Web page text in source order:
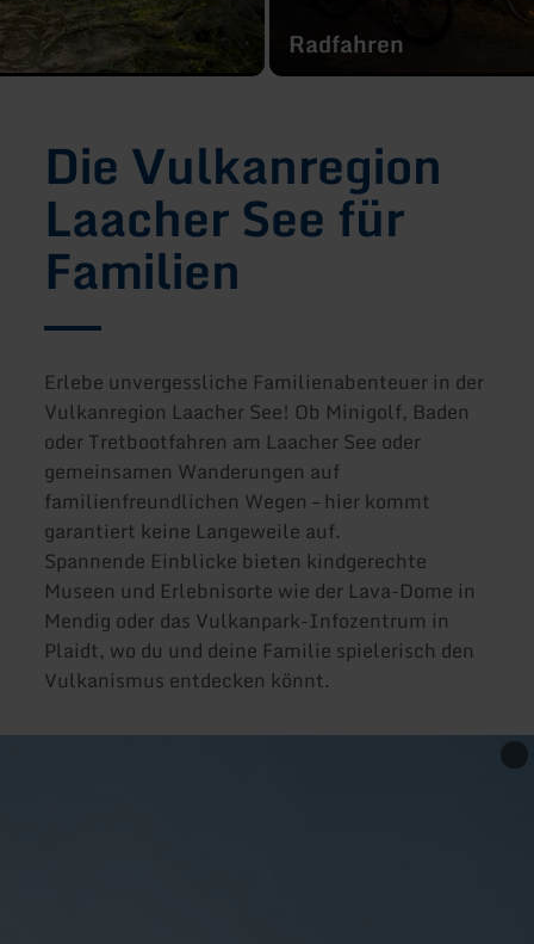
Radfahren
Die Vulkanregion
Laacher See für
Familien
Erlebe unvergessliche Familienabenteuer in der
Vulkanregion Laacher See! Ob Minigolf, Baden
oder Tretbootfahren am Laacher See oder
gemeinsamen Wanderungen auf
familienfreundlichen Wegen – hier kommt
garantiert keine Langeweile auf.
Spannende Einblicke bieten kindgerechte
Museen und Erlebnisorte wie der Lava-Dome in
Mendig oder das Vulkanpark-Infozentrum in
Plaidt, wo du und deine Familie spielerisch den
Vulkanismus entdecken könnt.